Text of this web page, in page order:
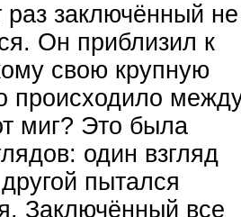
раз заключённый не
Он приблизил к
свою крупную
происходило
миг? Это была
один взгляд
пытался
Заключённый все